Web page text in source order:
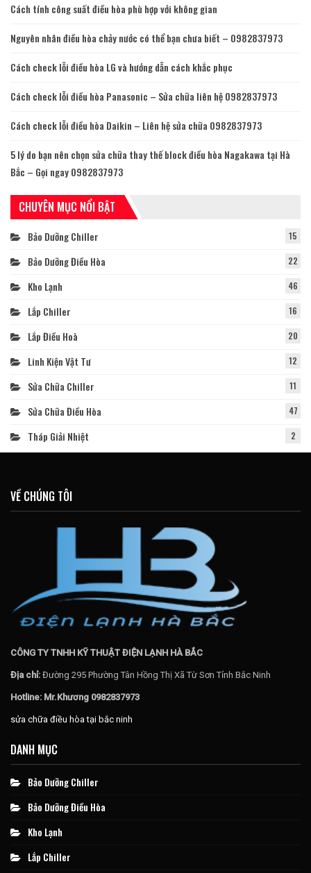
Cách tính công suất điều hòa phù hợp với không gian
Nguyên nhân điều hòa chảy nước có thể bạn chưa biết – 0982837973
Cách check lỗi điều hòa LG và hướng dẫn cách khắc phục
Cách check lỗi điều hòa Panasonic – Sửa chữa liên hệ 0982837973
Cách check lỗi điều hòa Daikin – Liên hệ sửa chữa 0982837973
5 lý do bạn nên chọn sửa chữa thay thế block điều hòa Nagakawa tại Hà
Bắc – Gọi ngay 0982837973
CHUYÊN MỤC NỔI BẬT
Bảo Dưỡng Chiller 15
Bảo Dưỡng Điều Hòa 22
Kho Lạnh 46
Lắp Chiller 16
Lắp Điều Hoà 20
Linh Kiện Vật Tư 12
Sửa Chữa Chiller 11
Sửa Chữa Điều Hòa 47
Tháp Giải Nhiệt 2
VỀ CHÚNG TÔI
CÔNG TY TNHH KỸ THUẬT ĐIỆN LẠNH HÀ BẮC
Địa chỉ: Đường 295 Phường Tân Hồng Thị Xã Từ Sơn Tỉnh Bắc Ninh
Hotline: Mr.Khương 0982837973
sửa chữa điều hòa tại bắc ninh
DANH MỤC
Bảo Dưỡng Chiller
Bảo Dưỡng Điều Hòa
Kho Lạnh
Lắp Chiller